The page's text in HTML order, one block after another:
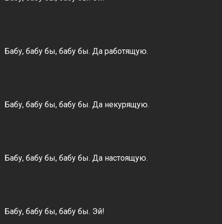
Бабу, бабу бы, бабу бы. Да работящую.
Бабу, бабу бы, бабу бы. Да некурящую.
Бабу, бабу бы, бабу бы. Да настоящую.
Бабу, бабу бы, бабу бы. Эй!